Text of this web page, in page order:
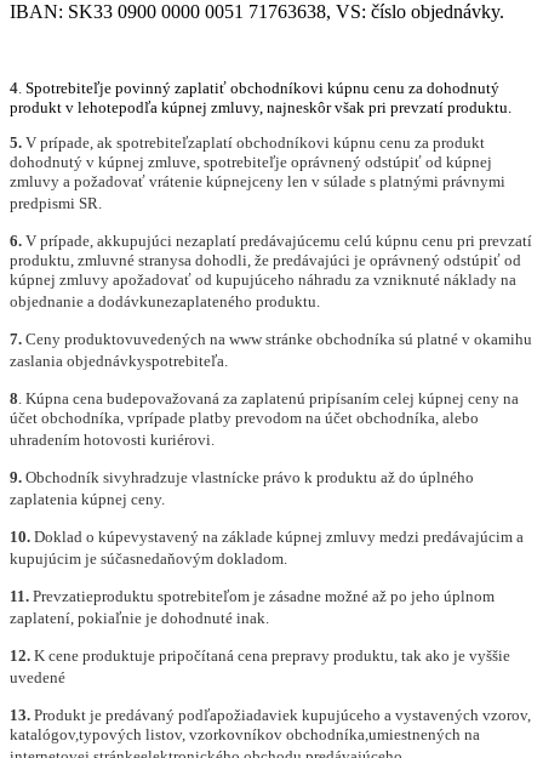
IBAN: SK33 0900 0000 0051 71763638, VS: číslo objednávky.
4. Spotrebiteľje povinný zaplatiť obchodníkovi kúpnu cenu za dohodnutý
produkt v lehotepodľa kúpnej zmluvy, najneskôr však pri prevzatí produktu.
5. V prípade, ak spotrebiteľzaplatí obchodníkovi kúpnu cenu za produkt
dohodnutý v kúpnej zmluve, spotrebiteľje oprávnený odstúpiť od kúpnej
zmluvy a požadovať vrátenie kúpnejceny len v súlade s platnými právnymi
predpismi SR.
6. V prípade, akkupujúci nezaplatí predávajúcemu celú kúpnu cenu pri prevzatí
produktu, zmluvné stranysa dohodli, že predávajúci je oprávnený odstúpiť od
kúpnej zmluvy apožadovať od kupujúceho náhradu za vzniknuté náklady na
objednanie a dodávkunezaplateného produktu.
7. Ceny produktovuvedených na www stránke obchodníka sú platné v okamihu
zaslania objednávkyspotrebiteľa.
8. Kúpna cena budepovažovaná za zaplatenú pripísaním celej kúpnej ceny na
účet obchodníka, vprípade platby prevodom na účet obchodníka, alebo
uhradením hotovosti kuriérovi.
9. Obchodník sivyhradzuje vlastnícke právo k produktu až do úplného
zaplatenia kúpnej ceny.
10. Doklad o kúpevystavený na základe kúpnej zmluvy medzi predávajúcim a
kupujúcim je súčasnedaňovým dokladom.
11. Prevzatieproduktu spotrebiteľom je zásadne možné až po jeho úplnom
zaplatení, pokiaľnie je dohodnuté inak.
12. K cene produktuje pripočítaná cena prepravy produktu, tak ako je vyššie
uvedené
13. Produkt je predávaný podľapožiadaviek kupujúceho a vystavených vzorov,
katalógov,typových listov, vzorkovníkov obchodníka,umiestnených na